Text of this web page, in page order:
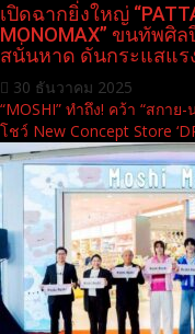
เปิดฉากยิ่งใหญ่
MONOMAX” ขนทัพศิ
สนั่นหาด ดันกระแสแร
30 ธันวาคม 2025
“MOSHI” ทำถึง! คว้า “สกาย
โชว์ New Concept Store